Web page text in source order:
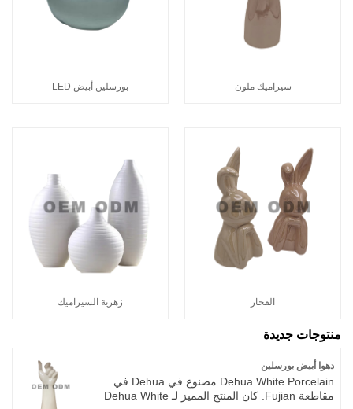
سيراميك ملون بورسلين أبيض LED
الفخار زهرية السيراميك
منتوجات جديدة
دهوا أبيض بورسلين
Dehua White Porcelain مصنوع في Dehua في
مقاطعة Fujian. كان المنتج المميز لـ Dehua White